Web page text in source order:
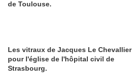
de Toulouse.
Les vitraux de Jacques Le Chevallier
pour l'église de l'hôpital civil de
Strasbourg.